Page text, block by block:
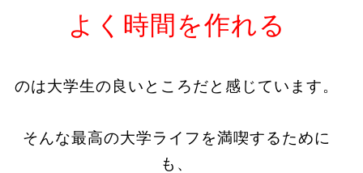
よく時間を作れる
のは大学生の良いところだと感じています。
そんな最高の大学ライフを満喫するために
も、